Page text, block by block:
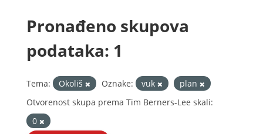
Pronađeno skupova
podataka: 1
Tema: Okoliš Oznake: vuk
plan
Otvorenost skupa prema Tim Berners-Lee skali:
0